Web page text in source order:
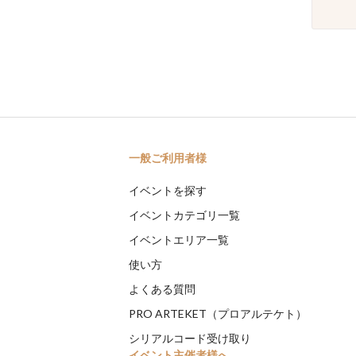
一般ご利用者様
イベントを探す
イベントカテゴリ一覧
イベントエリア一覧
使い方
よくある質問
PRO ARTEKET（プロアルテケト）
シリアルコード受け取り